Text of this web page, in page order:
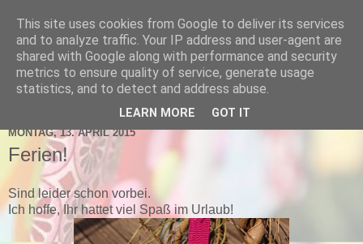
schnick-schnack-fabrik
MONTAG, 13. APRIL 2015
Ferien!
Sind leider schon vorbei.
Ich hoffe, Ihr hattet viel Spaß im Urlaub!
This site uses cookies from Google to deliver its services
and to analyze traffic. Your IP address and user-agent are
shared with Google along with performance and security
metrics to ensure quality of service, generate usage
statistics, and to detect and address abuse.
LEARN MORE GOT IT